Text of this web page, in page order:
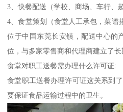
3、快餐配送（学校、商场、车行、
4、食堂策划（食堂人工承包，菜谱
位于中国东莞长安镇，配送中心的
位，与多家零售商和代理商建立了长
食堂对职工送餐需办理什么许可证:
食堂职工送餐办理许可证这关系到
要保证食品运输过程中的卫生。